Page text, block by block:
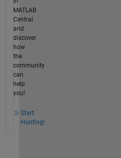
MATLAB
Central
and
discover
how
the
community
can
help
you!
Start
Hunting!